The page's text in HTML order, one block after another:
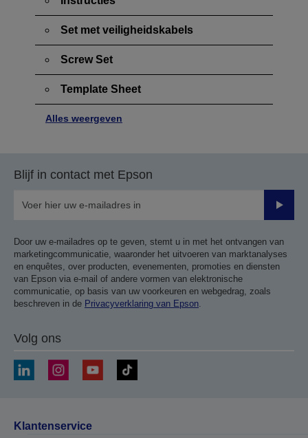
Set met veiligheidskabels
Screw Set
Template Sheet
Alles weergeven
Blijf in contact met Epson
Door uw e-mailadres op te geven, stemt u in met het ontvangen van
marketingcommunicatie, waaronder het uitvoeren van marktanalyses
en enquêtes, over producten, evenementen, promoties en diensten
van Epson via e-mail of andere vormen van elektronische
communicatie, op basis van uw voorkeuren en webgedrag, zoals
beschreven in de Privacyverklaring van Epson
Volg ons
Klantenservice